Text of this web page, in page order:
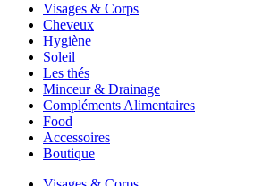
Visages & Corps
Cheveux
Hygiène
Soleil
Les thés
Minceur & Drainage
Compléments Alimentaires
Food
Accessoires
Boutique